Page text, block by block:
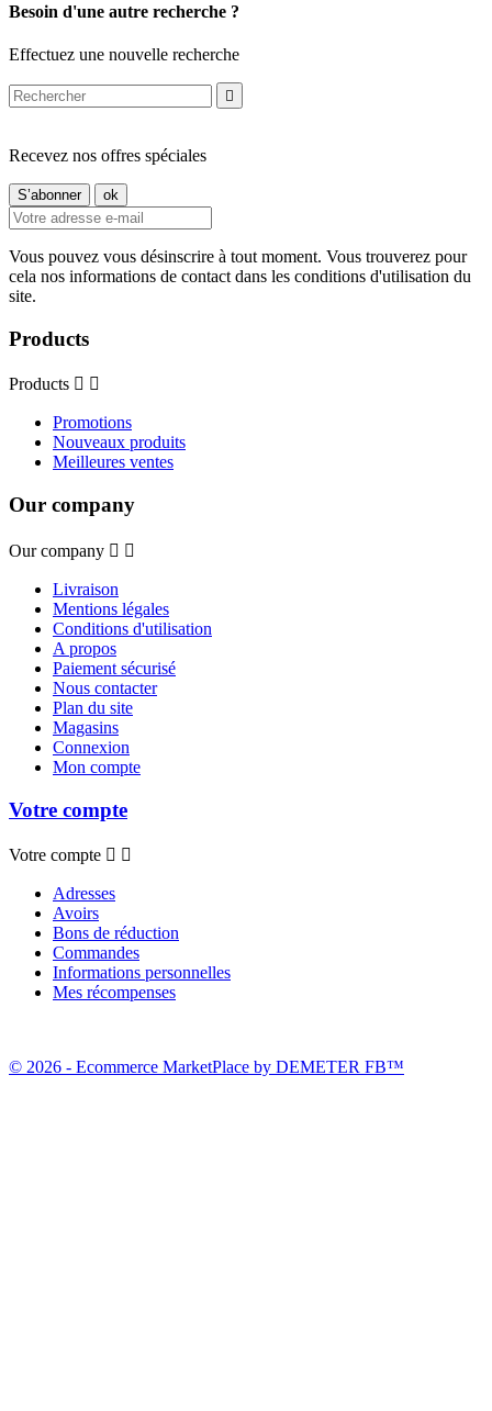
Besoin d'une autre recherche ?
Effectuez une nouvelle recherche

Recevez nos offres spéciales
Vous pouvez vous désinscrire à tout moment. Vous trouverez pour
cela nos informations de contact dans les conditions d'utilisation du
site.
Products
Products  
Promotions
Nouveaux produits
Meilleures ventes
Our company
Our company  
Livraison
Mentions légales
Conditions d'utilisation
A propos
Paiement sécurisé
Nous contacter
Plan du site
Magasins
Connexion
Mon compte
Votre compte
Votre compte  
Adresses
Avoirs
Bons de réduction
Commandes
Informations personnelles
Mes récompenses
© 2026 - Ecommerce MarketPlace by DEMETER FB™